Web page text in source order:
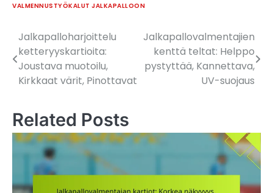
VALMENNUSTYÖKALUT JALKAPALLOON
Post
navigation
Jalkapalloharjoittelu
ketteryyskartioita:
Joustava muotoilu,
Kirkkaat värit, Pinottavat
Jalkapallovalmentajien
kenttä teltat: Helppo
pystyttää, Kannettava,
UV-suojaus
Related Posts